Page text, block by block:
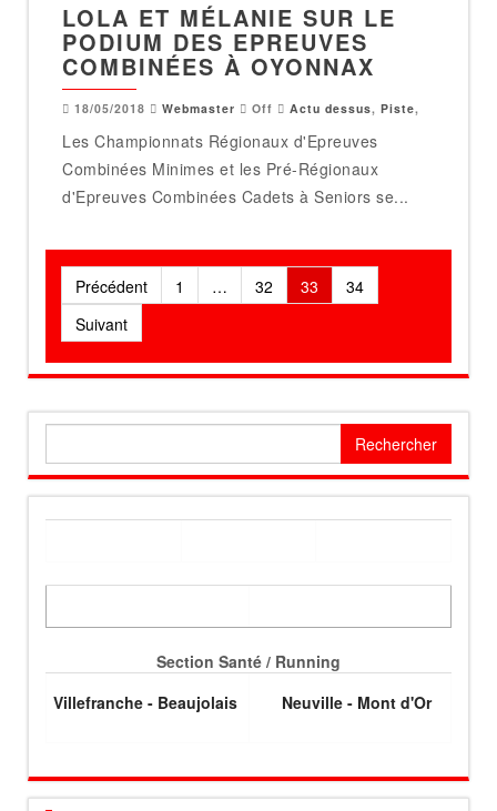
LOLA ET MÉLANIE SUR LE
PODIUM DES EPREUVES
COMBINÉES À OYONNAX
18/05/2018 Webmaster Off Actu dessus, Piste,
Les Championnats Régionaux d'Epreuves
Combinées Minimes et les Pré-Régionaux
d'Epreuves Combinées Cadets à Seniors se...
Pagination
des
publications
Précédent 1 … 32 33
34
Suivant
Section Santé / Running
Villefranche - Beaujolais
Neuville - Mont d'Or